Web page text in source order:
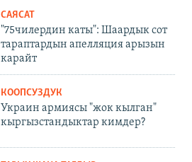
САЯСАТ
"75чилердин каты": Шаардык сот
тараптардын апелляция арызын
карайт
КООПСУЗДУК
Украин армиясы "жок кылган"
кыргызстандыктар кимдер?